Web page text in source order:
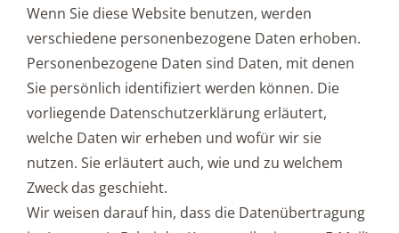
Wenn Sie diese Website benutzen, werden
verschiedene personenbezogene Daten erhoben.
Personenbezogene Daten sind Daten, mit denen
Sie persönlich identifiziert werden können. Die
vorliegende Datenschutzerklärung erläutert,
welche Daten wir erheben und wofür wir sie
nutzen. Sie erläutert auch, wie und zu welchem
Zweck das geschieht.
Wir weisen darauf hin, dass die Datenübertragung